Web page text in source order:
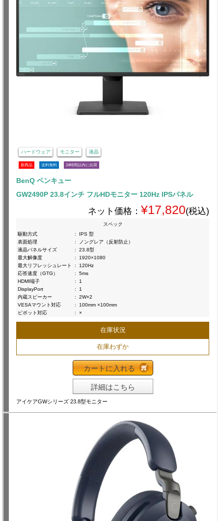
ハードウェア モニター 液晶
新商品 送料無料 24時間以内に出荷
BenQ ベンキュー
GW2490P 23.8インチ フルHDモニター 120Hz IPSパネル
ネット価格： ¥17,820(税込)
スペック
駆動方式
:
IPS 型
表面処理
:
ノングレア（反射防止）
液晶パネルサイズ
:
23.8型
最大解像度
:
1920×1080
最大リフレッシュレート
:
120Hz
応答速度（GTG）
:
5ms
HDMI端子
:
1
DisplayPort
:
1
内蔵スピーカー
:
2W×2
VESAマウント対応
:
100mm ×100mm
ピボット対応
: ×
在庫状況
在庫わずか
カートに入れる
詳細はこちら
アイケアGWシリーズ 23.8型モニター